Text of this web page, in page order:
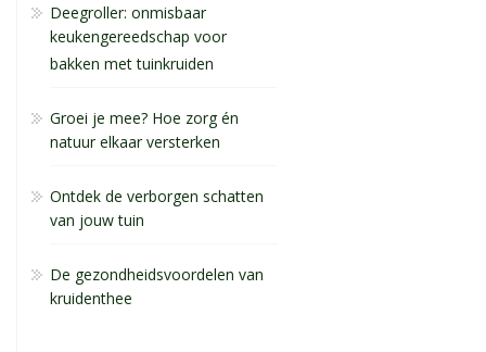
Deegroller: onmisbaar
keukengereedschap voor
bakken met tuinkruiden
Groei je mee? Hoe zorg én
natuur elkaar versterken
Ontdek de verborgen schatten
van jouw tuin
De gezondheidsvoordelen van
kruidenthee